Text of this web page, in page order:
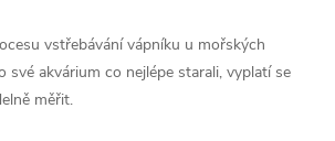
vstřebávání vápníku u mořských
své akvárium co nejlépe starali, vyplatí se
měřit.